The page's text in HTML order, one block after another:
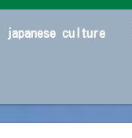
japanese culture